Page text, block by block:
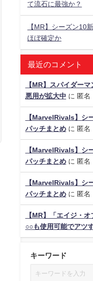
て流石に最強か？
【MR】シーズン10
ほぼ確定か
最近のコメント
【MR】スパイダー
悪用が拡大中 に 匿名
【MarvelRivals】シ
パッチまとめに 匿名
【MarvelRivals】シ
パッチまとめに 匿名
【MarvelRivals】シ
パッチまとめに 匿名
【MR】「エイジ・
○○も使用可能でアツ
キーワード